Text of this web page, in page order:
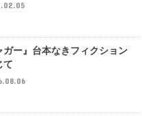
ガー』台本なきフィクション
て